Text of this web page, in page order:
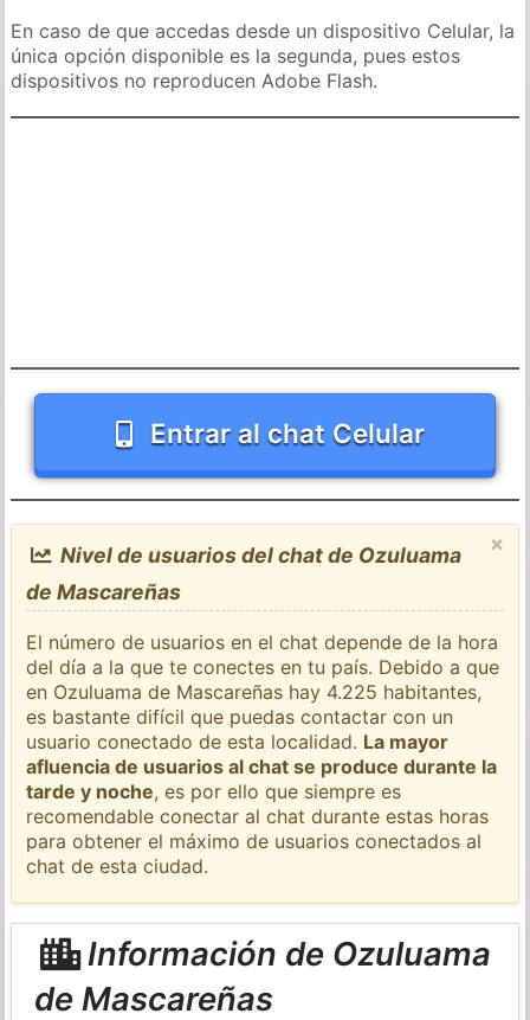
En caso de que accedas desde un dispositivo Celular, la
única opción disponible es la segunda, pues estos
dispositivos no reproducen Adobe Flash.
Entrar al chat Celular
×
Nivel de usuarios del chat de Ozuluama
de Mascareñas
El número de usuarios en el chat depende de la hora
del día a la que te conectes en tu país. Debido a que
en Ozuluama de Mascareñas hay 4.225 habitantes,
es bastante difícil que puedas contactar con un
usuario conectado de esta localidad. La mayor
afluencia de usuarios al chat se produce durante la
tarde y noche, es por ello que siempre es
recomendable conectar al chat durante estas horas
para obtener el máximo de usuarios conectados al
chat de esta ciudad.
Información de Ozuluama
de Mascareñas